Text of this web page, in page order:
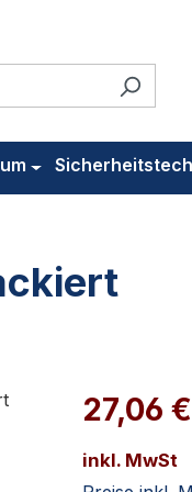
27,06
inkl. MwSt